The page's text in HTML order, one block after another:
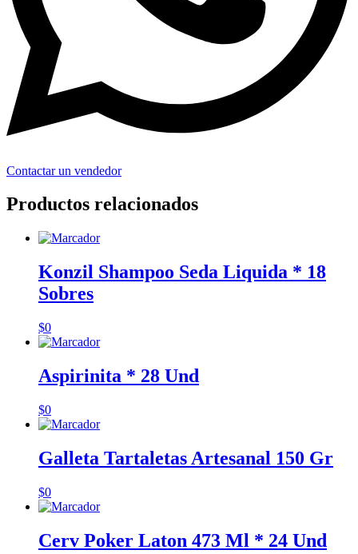
Contactar un vendedor
Productos relacionados
Konzil Shampoo Seda Liquida * 18
Sobres
$0
Aspirinita * 28 Und
$0
Galleta Tartaletas Artesanal 150 Gr
$0
Cerv Poker Laton 473 Ml * 24 Und